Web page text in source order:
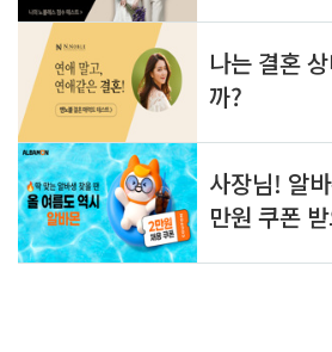
있
는
정
보
를
공
유
합
니